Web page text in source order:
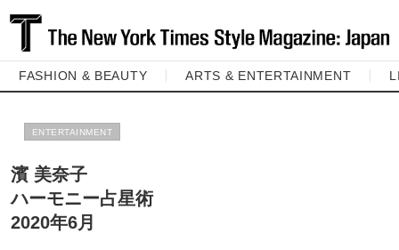
FASHION & BEAUTY ARTS & ENTERTAINMENT
ENTERTAINMENT
濱 美奈子
ハーモニー占星術
2020年6月